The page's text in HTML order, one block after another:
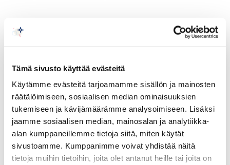
Tämä sivusto käyttää evästeitä
Käytämme evästeitä tarjoamamme sisällön ja mainosten
räätälöimiseen, sosiaalisen median ominaisuuksien
tukemiseen ja kävijämäärämme analysoimiseen. Lisäksi
jaamme sosiaalisen median, mainosalan ja analytiikka-
alan kumppaneillemme tietoja siitä, miten käytät
sivustoamme. Kumppanimme voivat yhdistää näitä
tietoja muihin tietoihin, joita olet antanut heille tai joita on
19.00 The Simpsons S14E22 - 7 / Ahdistus / Väkivalta
19.30 The Simpsons S15E01 – 12 /Ahdistus / Väkivalta
Ohjelmamainoksen ikäluokitus on vähemmän pelottava
tai väkivaltainen kuin The Simpsons -sarjan jaksot, jonka
yhteydessä se esitettiin. Ohjelman ikämerkintä näkyy
ohjelman alussa vähintään viisi sekuntia ja jokaisen
mainoskatkon jälkeen.